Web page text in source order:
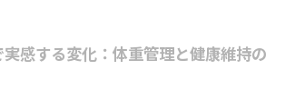
感する変化：体重管理と健康維持の